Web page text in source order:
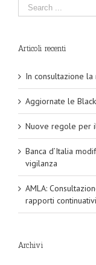
Articoli recenti
In consultazione
Aggiornate le
Nuove regole per
Banca d’Italia
vigilanza
AMLA:
rapporti continuativi
Archivi